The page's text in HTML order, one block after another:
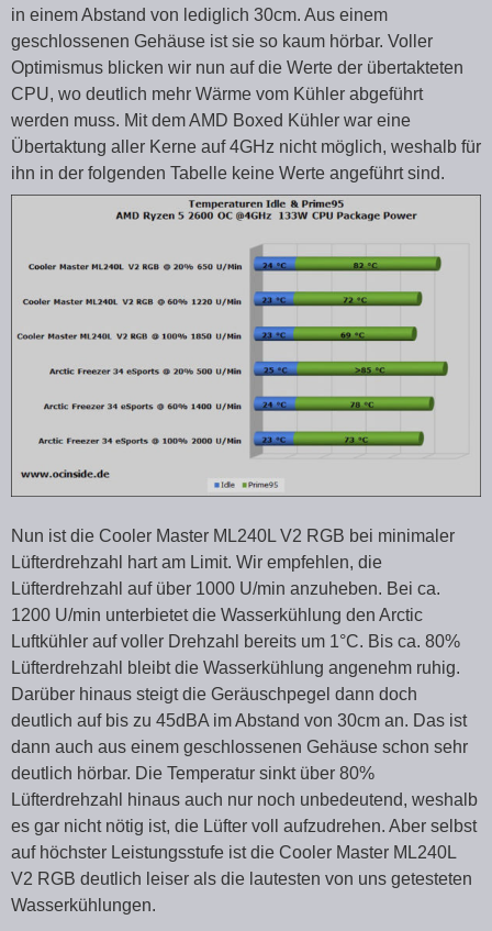
in einem Abstand von lediglich 30cm. Aus einem
geschlossenen Gehäuse ist sie so kaum hörbar. Voller
Optimismus blicken wir nun auf die Werte der übertakteten
CPU, wo deutlich mehr Wärme vom Kühler abgeführt
werden muss. Mit dem AMD Boxed Kühler war eine
Übertaktung aller Kerne auf 4GHz nicht möglich, weshalb für
ihn in der folgenden Tabelle keine Werte angeführt sind.
Nun ist die Cooler Master ML240L V2 RGB bei minimaler
Lüfterdrehzahl hart am Limit. Wir empfehlen, die
Lüfterdrehzahl auf über 1000 U/min anzuheben. Bei ca.
1200 U/min unterbietet die Wasserkühlung den Arctic
Luftkühler auf voller Drehzahl bereits um 1°C. Bis ca. 80%
Lüfterdrehzahl bleibt die Wasserkühlung angenehm ruhig.
Darüber hinaus steigt die Geräuschpegel dann doch
deutlich auf bis zu 45dBA im Abstand von 30cm an. Das ist
dann auch aus einem geschlossenen Gehäuse schon sehr
deutlich hörbar. Die Temperatur sinkt über 80%
Lüfterdrehzahl hinaus auch nur noch unbedeutend, weshalb
es gar nicht nötig ist, die Lüfter voll aufzudrehen. Aber selbst
auf höchster Leistungsstufe ist die Cooler Master ML240L
V2 RGB deutlich leiser als die lautesten von uns getesteten
Wasserkühlungen.